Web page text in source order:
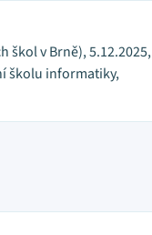
škol v Brně), 5.12.2025,
školu informatiky,